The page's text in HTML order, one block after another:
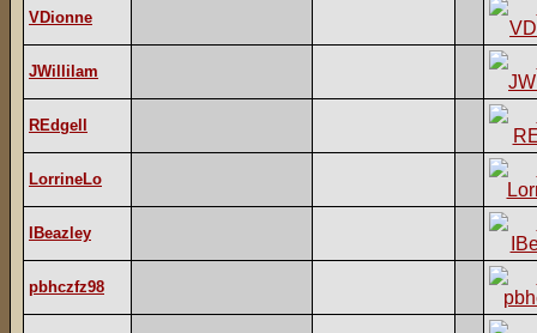
VDionne
JWillilam
REdgell
LorrineLo
IBeazley
pbhczfz98